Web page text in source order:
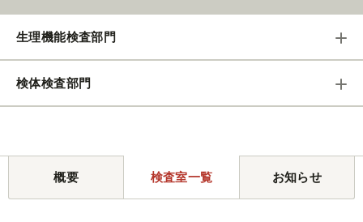
生理機能検査部門
検体検査部門
概要 検査室一覧 お知らせ